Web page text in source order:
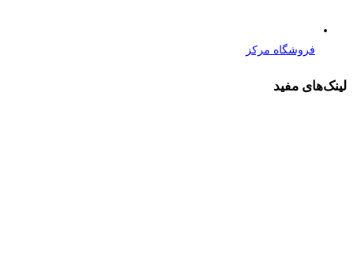
فروشگاه مرکز
لینک‌های مفید